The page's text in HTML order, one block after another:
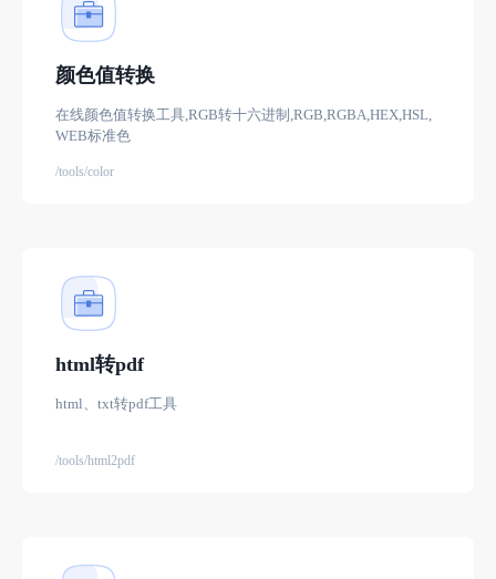
颜色值转换
在线颜色值转换工具,RGB转十六进制,RGB,RGBA,HEX,HSL,
WEB标准色
/tools/color
html转pdf
html、txt转pdf工具
/tools/html2pdf